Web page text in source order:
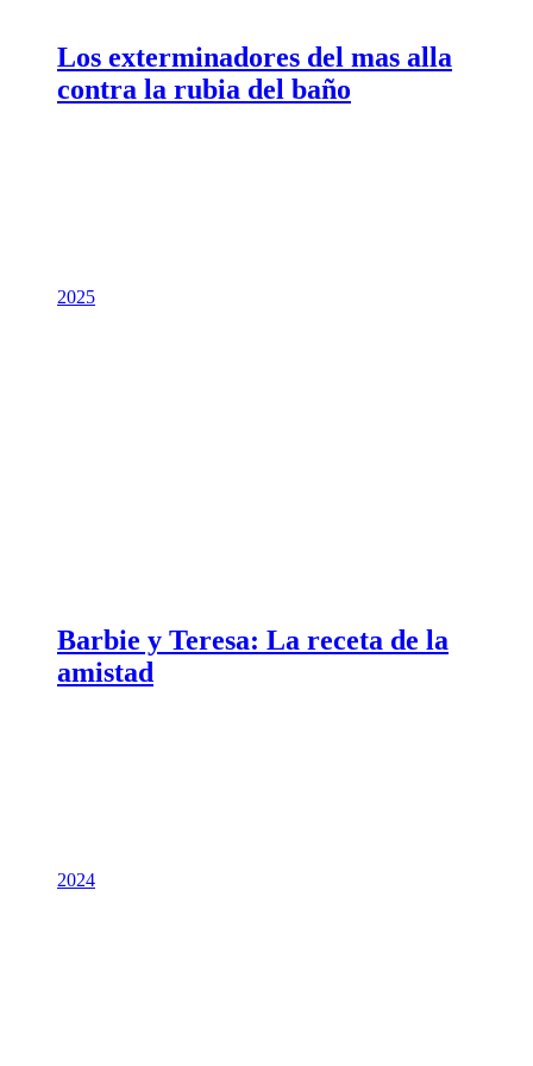
Los exterminadores del mas alla
contra la rubia del baño
2025
Barbie y Teresa: La receta de la
amistad
2024